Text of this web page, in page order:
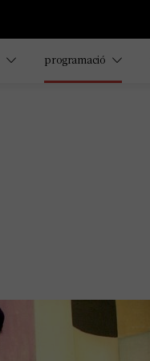
programació